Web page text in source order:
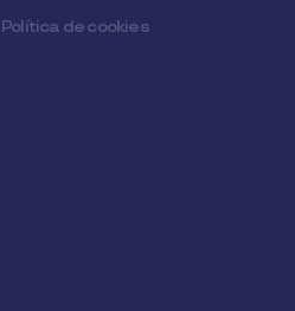
Política de cookies